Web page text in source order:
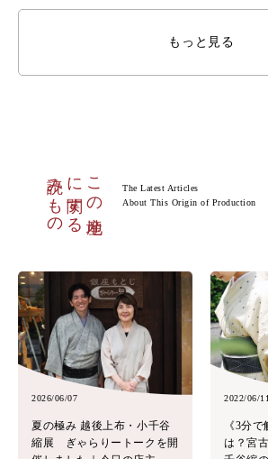
もっと見る
この産地
に関する
読みもの
The Latest Articles
About This Origin of Production
2026/06/07
夏の極み 越後上布・小千谷
縮展 ぎゃらりートークを開
2022/06/11
《3分
は？宮